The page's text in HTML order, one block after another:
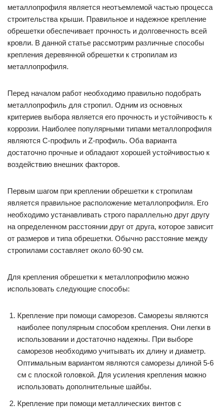
металлопрофиля является неотъемлемой частью процесса
строительства крыши. Правильное и надежное крепление
обрешетки обеспечивает прочность и долговечность всей
кровли. В данной статье рассмотрим различные способы
крепления деревянной обрешетки к стропилам из
металлопрофиля.
Перед началом работ необходимо правильно подобрать
металлопрофиль для стропил. Одним из основных
критериев выбора является его прочность и устойчивость к
коррозии. Наиболее популярными типами металлопрофиля
являются С-профиль и Z-профиль. Оба варианта
достаточно прочные и обладают хорошей устойчивостью к
воздействию внешних факторов.
Первым шагом при креплении обрешетки к стропилам
является правильное расположение металлопрофиля. Его
необходимо устанавливать строго параллельно друг другу
на определенном расстоянии друг от друга, которое зависит
от размеров и типа обрешетки. Обычно расстояние между
стропилами составляет около 60-90 см.
Для крепления обрешетки к металлопрофилю можно
использовать следующие способы:
Крепление при помощи саморезов. Саморезы являются
наиболее популярным способом крепления. Они легки в
использовании и достаточно надежны. При выборе
саморезов необходимо учитывать их длину и диаметр.
Оптимальным вариантом являются саморезы длиной 5-6
см с плоской головкой. Для усиления крепления можно
использовать дополнительные шайбы.
Крепление при помощи металлических винтов с